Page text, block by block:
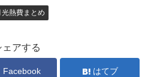
熱費まとめ
ェアする
Facebook はてブ